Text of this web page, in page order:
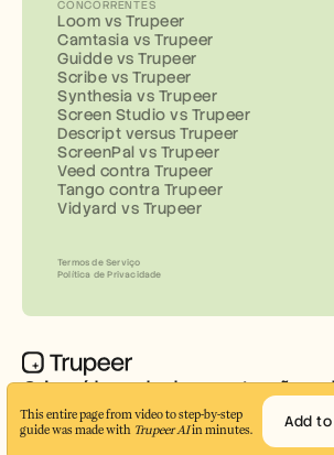
Criar vídeos de demonstração e
profissionais em minutos
© 2026 Trupeer Inc.
CONCORRENTES
Loom vs Trupeer
Camtasia vs Trupeer
Guidde vs Trupeer
Scribe vs Trupeer
Synthesia vs Trupeer
Screen Studio vs Trupeer
Descript versus Trupeer
ScreenPal vs Trupeer
Veed contra Trupeer
Tango contra Trupeer
Vidyard vs Trupeer
Termos de Serviço
Política de Privacidade
This entire page from video to step-by-step
guide was made with Trupeer AI in minutes. Add